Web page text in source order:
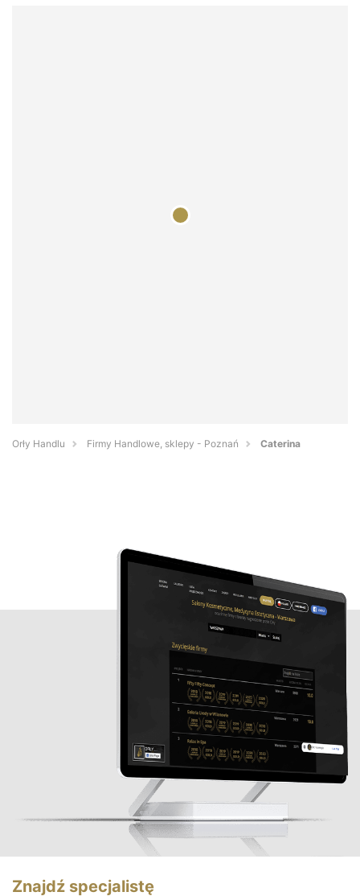
Orły Handlu Firmy Handlowe, sklepy - Poznań Caterina
Znajdź specjalistę